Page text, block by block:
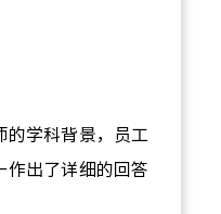
的学科背景，员工
作出了详细的回答